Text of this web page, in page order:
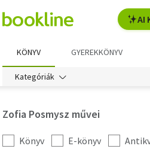
AI
KÖNYV GYEREKKÖNYV
Kategóriák
Zofia Posmysz művei
Kategória
Könyv E-könyv